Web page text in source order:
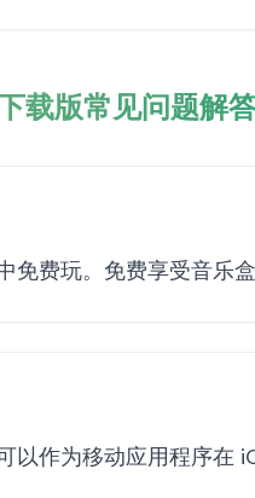
载版常见问题解
费玩。免费享受音乐盒
作为移动应用程序在